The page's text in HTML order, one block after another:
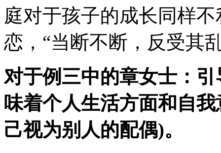
庭对于孩子的成长同样
恋，“当断不断，反受其
对于例三中的章女士：
味着个人生活方面和自
己视为别人的配偶)。